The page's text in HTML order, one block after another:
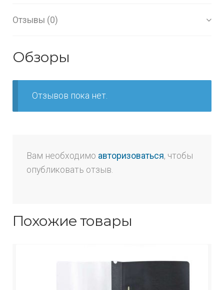
Отзывы (0)
Обзоры
Отзывов пока нет.
Вам необходимо авторизоваться, чтобы
опубликовать отзыв.
Похожие товары